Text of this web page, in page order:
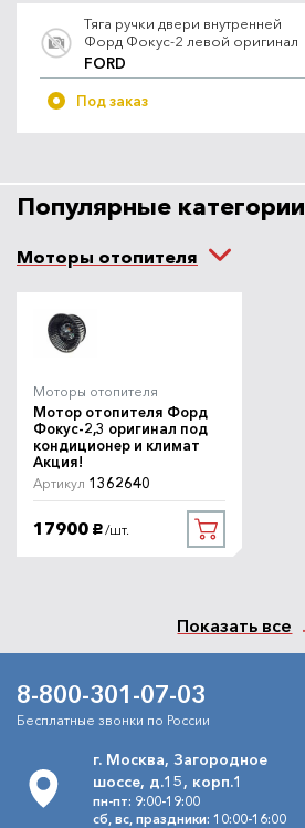
Тяга ручки двери внутренней
Форд Фокус-2 левой оригинал
FORD
Под заказ
Популярные категории
Моторы отопителя
Моторы отопителя
Мотор отопителя Форд
Фокус-2,3 оригинал под
кондиционер и климат
Акция!
Артикул 1362640
17900 руб. /шт.
Показать все
8-800-301-07-03
Бесплатные звонки по России
г. Москва, Загородное
шоссе, д.15, корп.1
пн-пт: 9:00-19:00
сб, вс, праздники: 10:00-16:00